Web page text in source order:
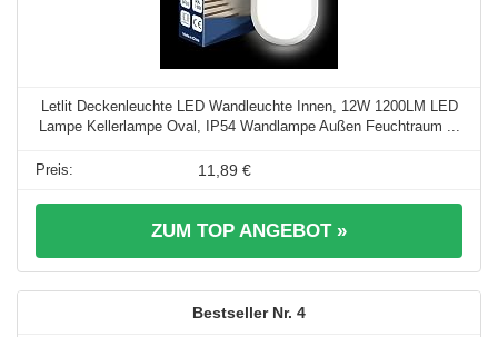
Letlit Deckenleuchte LED Wandleuchte Innen, 12W 1200LM LED
Lampe Kellerlampe Oval, IP54 Wandlampe Außen Feuchtraum ...
11,89 €
ZUM TOP ANGEBOT »
4